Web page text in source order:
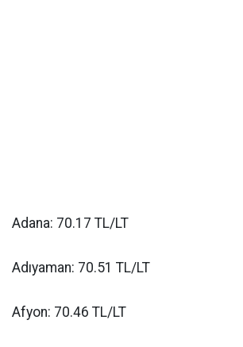
Adana: 70.17 TL/LT
Adıyaman: 70.51 TL/LT
Afyon: 70.46 TL/LT